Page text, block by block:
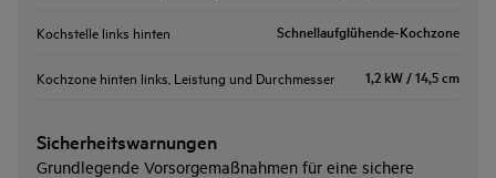
Kochstelle links hinten Schnellaufglühende-Kochzone
Kochzone hinten links, Leistung und Durchmesser 1,2 kW / 14,5 cm
Sicherheitswarnungen
Grundlegende Vorsorgemaßnahmen für eine sichere